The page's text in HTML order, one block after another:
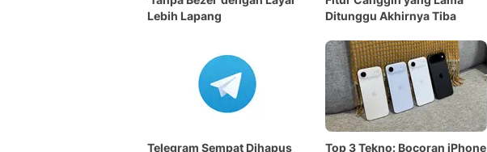
Lebih Lapang
Ditunggu Akhirnya Tiba
Telegram Sempat Dihapus Top 3 Tekno: Bocoran iPhone